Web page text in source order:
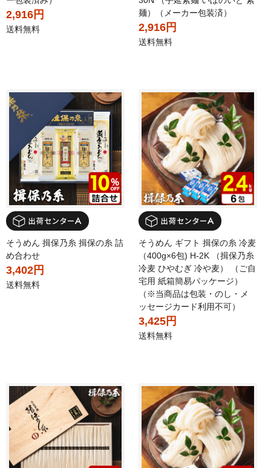
2,916円
送料無料
麺）（メーカー包装済）
2,916円
送料無料
そうめん 揖保乃糸 揖保の糸 詰
め合わせ
3,402円
送料無料
そうめん ギフト 揖保の糸 冷麦
（400g×6包) H-2K （揖保乃糸
冷麦 ひやむぎ 冷や麦） （ご自
宅用 紙箱簡易パッケージ）
（※当商品は包装・のし・メ
ッセージカード利用不可）
3,425円
送料無料